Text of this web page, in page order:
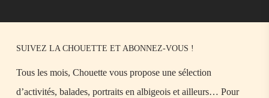
SUIVEZ LA CHOUETTE ET ABONNEZ-VOUS !
Tous les mois, Chouette vous propose une sélection
d’activités, balades, portraits en albigeois et ailleurs… Pour